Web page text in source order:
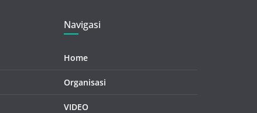
Navigasi
Home
Organisasi
VIDEO